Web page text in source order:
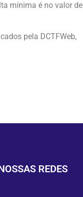
mínima é no valor de
pela DCTFWeb,
REDES